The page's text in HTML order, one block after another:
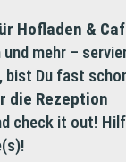
Hofladen &
mehr –
bist Du fast
die Rezeption
check it out!